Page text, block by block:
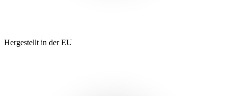
Hergestellt in der EU